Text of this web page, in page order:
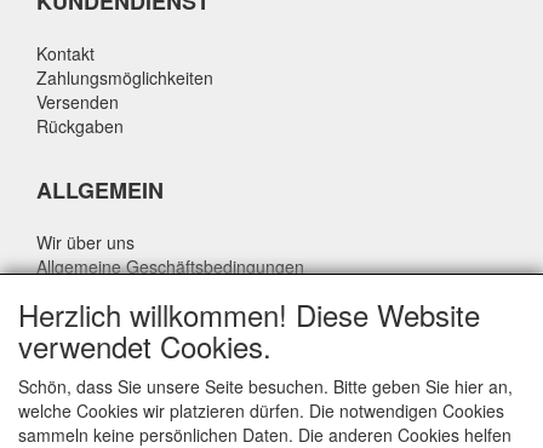
Kontakt
Zahlungsmöglichkeiten
Versenden
Rückgaben
ALLGEMEIN
Wir über uns
Allgemeine Geschäftsbedingungen
Haftungsausschluss
Über Rik Thijssen
Herzlich willkommen! Diese Website
verwendet Cookies.
Schön, dass Sie unsere Seite besuchen. Bitte geben Sie hier an,
welche Cookies wir platzieren dürfen. Die notwendigen Cookies
sammeln keine persönlichen Daten. Die anderen Cookies helfen